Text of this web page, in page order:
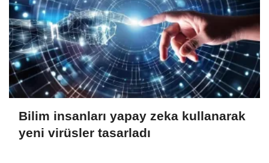
Bilim insanları yapay zeka kullanarak
yeni virüsler tasarladı